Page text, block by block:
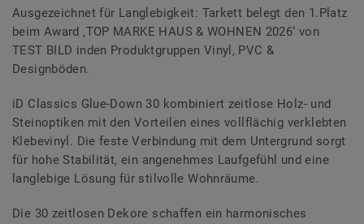
Ausgezeichnet für Langlebigkeit: Tarkett belegt den 1.Platz
beim Award ‚TOP MARKE HAUS & WOHNEN 2026‘ von
TEST BILD inden Produktgruppen Vinyl, PVC &
Designböden.
iD Classics Glue-Down 30 kombiniert zeitlose Holz- und
Steinoptiken mit den Vorteilen eines vollflächig verklebten
Klebevinyl. Die feste Verbindung mit dem Untergrund sorgt
für hohe Stabilität, ein angenehmes Laufgefühl und eine
langlebige Lösung für stilvolle Wohnräume.
Die 30 zeitlosen Dekore schaffen ein harmonisches